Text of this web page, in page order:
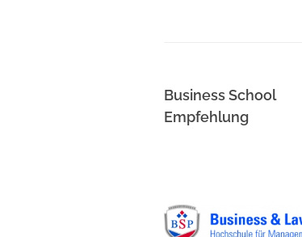
Business School
Empfehlung